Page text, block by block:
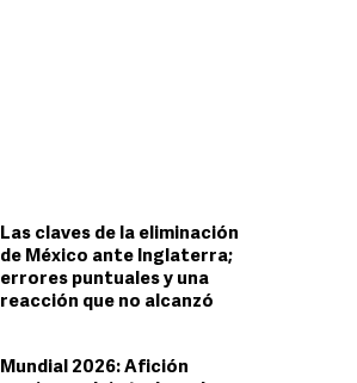
Las claves de la eliminación
de México ante Inglaterra;
errores puntuales y una
reacción que no alcanzó
Mundial 2026: Afición